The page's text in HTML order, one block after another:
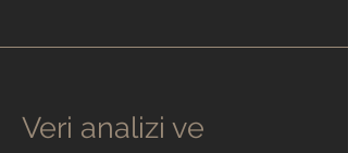
Veri analizi ve